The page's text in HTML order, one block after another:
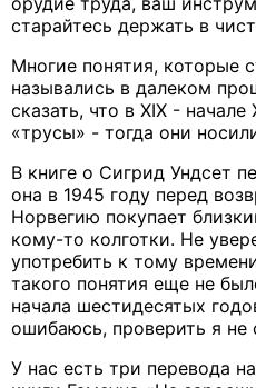
старайтесь держать в
Многие понятия, которые
назывались в далеком
сказать, что в XIX -
«трусы» - тогда они
В книге о Сигрид Ундсет
она в 1945 году перед
Норвегию покупает
кому-то колготки. Не
употребить к тому
такого понятия еще не
начала шестидесятых
ошибаюсь, проверить я не
У нас есть три перевода